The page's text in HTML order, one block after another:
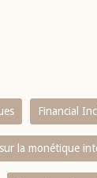
Financial
la monétique